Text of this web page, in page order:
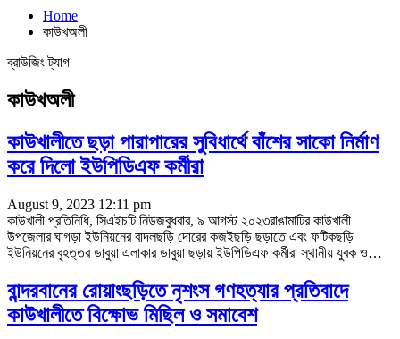
Home
কাউখঅলী
ব্রাউজিং ট্যাগ
কাউখঅলী
কাউখালীতে ছড়া পারাপারের সুবিধার্থে বাঁশের সাকো নির্মাণ
করে দিলো ইউপিডিএফ কর্মীরা
August 9, 2023 12:11 pm
কাউখালী প্রতিনিধি, সিএইচটি নিউজবুধবার, ৯ আগস্ট ২০২৩রাঙামাটির কাউখালী
উপজেলার ঘাগড়া ইউনিয়নের বাদলছড়ি দোরের কজইছড়ি ছড়াতে এবং ফটিকছড়ি
ইউনিয়নের বৃহত্তর ডাবুয়া এলাকার ডাবুয়া ছড়ায় ইউপিডিএফ কর্মীরা স্থানীয় যুবক ও…
বান্দরবানের রোয়াংছড়িতে নৃশংস গণহত্যার প্রতিবাদে
কাউখালীতে বিক্ষোভ মিছিল ও সমাবেশ